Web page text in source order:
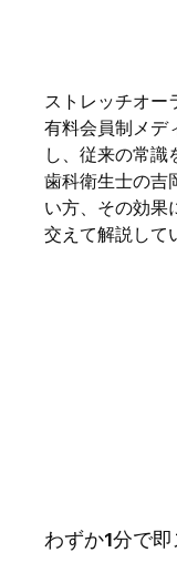
ストレッチオー
有料会員制メデ
し、従来の常識
歯科衛生士の吉
い方、その効果
交えて解説して
わずか1分で